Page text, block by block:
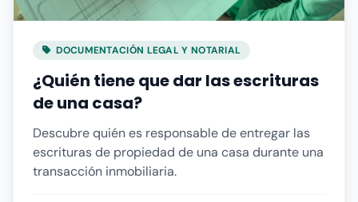
DOCUMENTACIÓN LEGAL Y NOTARIAL
¿Quién tiene que dar las escrituras
de una casa?
Descubre quién es responsable de entregar las
escrituras de propiedad de una casa durante una
transacción inmobiliaria.